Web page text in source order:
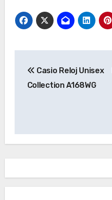
de
Casio Reloj Unisex
Collection A168WG